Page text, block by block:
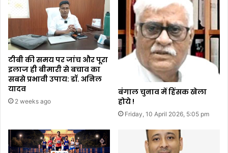
टीबी की समय पर जांच और पूरा
इलाज ही बीमारी से बचाव का
सबसे प्रभावी उपाय: डॉ. अनिल
यादव
2 weeks ago
बंगाल चुनाव में हिंसक खेला
होये !
Friday, 10 April 2026, 5:05 pm